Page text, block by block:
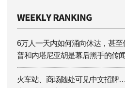
6万人一天内如何涌向休达，甚至
普和内塔尼亚胡是幕后黑手的传
火车站、商场随处可见中文招牌